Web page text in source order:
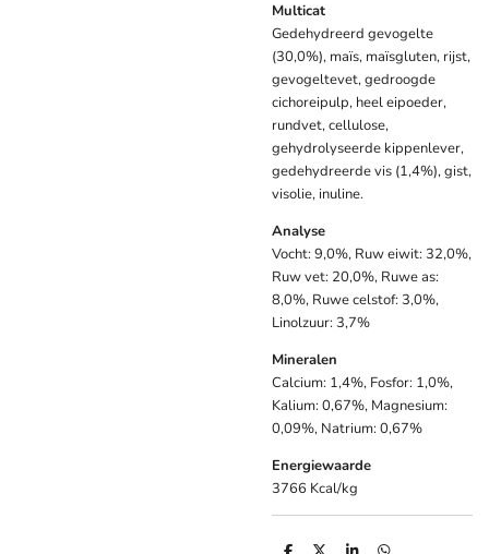
Multicat
Gedehydreerd gevogelte
(30,0%), maïs, maïsgluten, rijst,
gevogeltevet, gedroogde
cichoreipulp, heel eipoeder,
rundvet, cellulose,
gehydrolyseerde kippenlever,
gedehydreerde vis (1,4%), gist,
visolie, inuline.
Analyse
Vocht: 9,0%, Ruw eiwit: 32,0%,
Ruw vet: 20,0%, Ruwe as:
8,0%, Ruwe celstof: 3,0%,
Linolzuur: 3,7%
Mineralen
Calcium: 1,4%, Fosfor: 1,0%,
Kalium: 0,67%, Magnesium:
0,09%, Natrium: 0,67%
Energiewaarde
3766 Kcal/kg